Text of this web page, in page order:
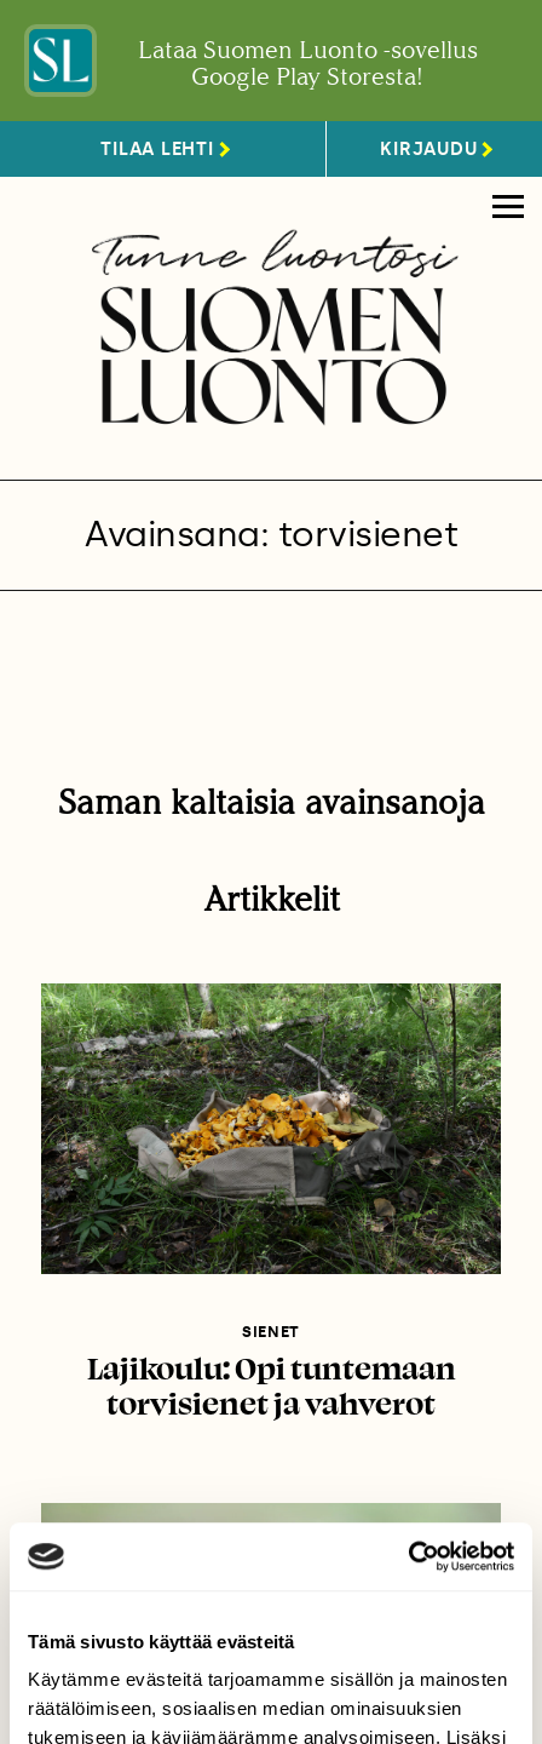
Tämä sivusto käyttää evästeitä
Käytämme evästeitä tarjoamamme sisällön ja mainosten
räätälöimiseen, sosiaalisen median ominaisuuksien
tukemiseen ja kävijämäärämme analysoimiseen. Lisäksi
Lataa Suomen Luonto -sovellus
Google Play Storesta!
TILAA LEHTI KIRJAUDU
Avainsana: torvisienet
Saman kaltaisia avainsanoja
Artikkelit
SIENET
Lajikoulu: Opi tuntemaan
torvisienet ja vahverot